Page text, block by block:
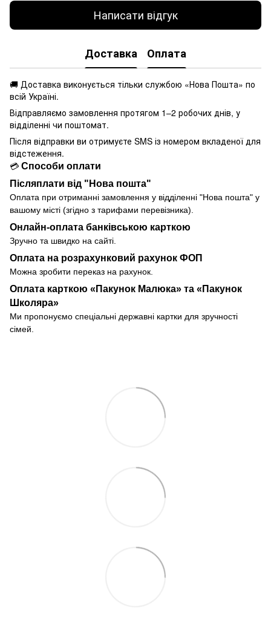
Написати відгук
Доставка Оплата
🚚 Доставка виконується тільки службою «Нова Пошта» по
всій Україні.
Відправляємо замовлення протягом 1–2 робочих днів, у
відділенні чи поштомат.
Після відправки ви отримуєте SMS із номером вкладеної для
відстеження.
💳 Способи оплати
Післяплати від "Нова пошта"
Оплата при отриманні замовлення у відділенні "Нова пошта" у
вашому місті (згідно з тарифами перевізника).
Онлайн-оплата банківською карткою
Зручно та швидко на сайті.
Оплата на розрахунковий рахунок ФОП
Можна зробити переказ на рахунок.
Оплата карткою «Пакунок Малюка» та «Пакунок
Школяра»
Ми пропонуємо спеціальні державні картки для зручності
сімей.